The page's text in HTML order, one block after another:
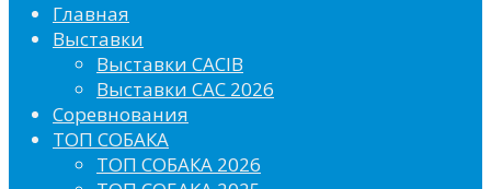
Главная
Выставки
Выставки CACIB
Выставки САС 2026
Соревнования
ТОП СОБАКА
ТОП СОБАКА 2026